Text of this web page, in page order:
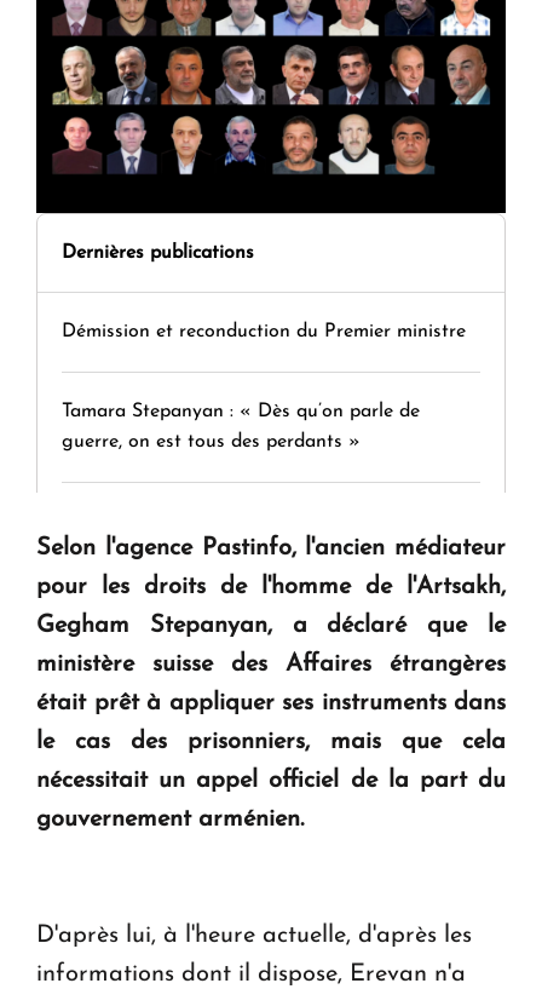
Dernières publications
Démission et reconduction du Premier ministre
Tamara Stepanyan : « Dès qu’on parle de
guerre, on est tous des perdants »
question d'un référendum ne se pose pas. "
KASA : 30 ans d'audace, de résilience et d'avenir
en Arménie
Le premier hôtel Hyatt Regency d'Arménie
ouvrira ses portes à Dilijan
Selon l'agence Pastinfo, l'ancien médiateur
pour les droits de l'homme de l'Artsakh,
Gegham Stepanyan, a déclaré que le
ministère suisse des Affaires étrangères
était prêt à appliquer ses instruments dans
le cas des prisonniers, mais que cela
nécessitait un appel officiel de la part du
gouvernement arménien.
D'après lui, à l'heure actuelle, d'après les
informations dont il dispose, Erevan n'a